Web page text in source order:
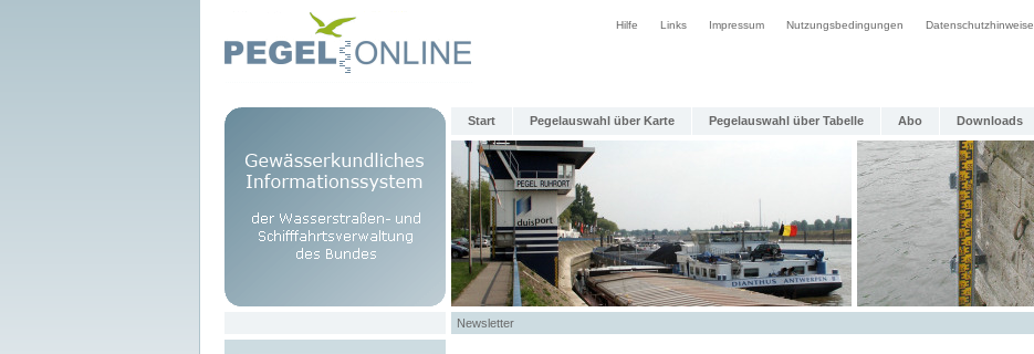
Hilfe Links Impressum Nutzungsbedingungen Datenschutzhinweise
Start Pegelauswahl über Karte Pegelauswahl über Tabelle Abo Downloads
Newsletter